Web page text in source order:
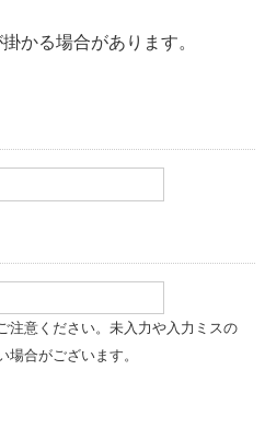
かる場合があります。
注意ください。未入力や入力ミスの
合がございます。